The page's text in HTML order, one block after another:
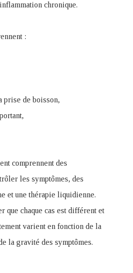
chronique.
:
prise de boisson,
comprennent des
les symptômes, des
et une thérapie liquidienne.
que chaque cas est différent et
varient en fonction de la
la gravité des symptômes.